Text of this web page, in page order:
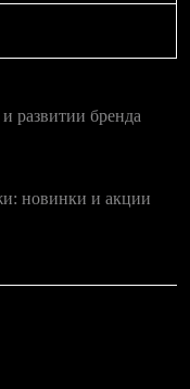
развитии бренда
новинки и акции